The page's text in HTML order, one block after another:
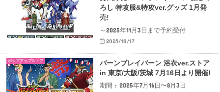
ろし 特攻服&特攻ver.グッズ 1月発
売!
～2025年11月3日まで予約受付
2025/10/17
ポップアップストア
バーンブレイバーン 浴衣ver.ストア
in 東京/大阪/茨城 7月16日より開催!
期間 : 2025年7月16日〜8月3日